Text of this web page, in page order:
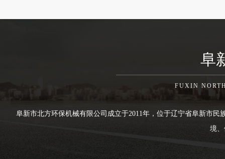
阜
FUXIN
阜新市北方环保机械有限公司成立于2011年，位于辽宁省阜新市
境